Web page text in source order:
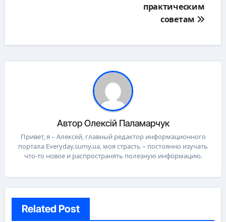
практическим
советам
АвторОлексій Паламарчук
Привет, я – Алексей, главный редактор информационного
портала Everyday.sumy.ua, моя страсть – постоянно изучать
что-то новое и распространять полезную информацию.
Related Post